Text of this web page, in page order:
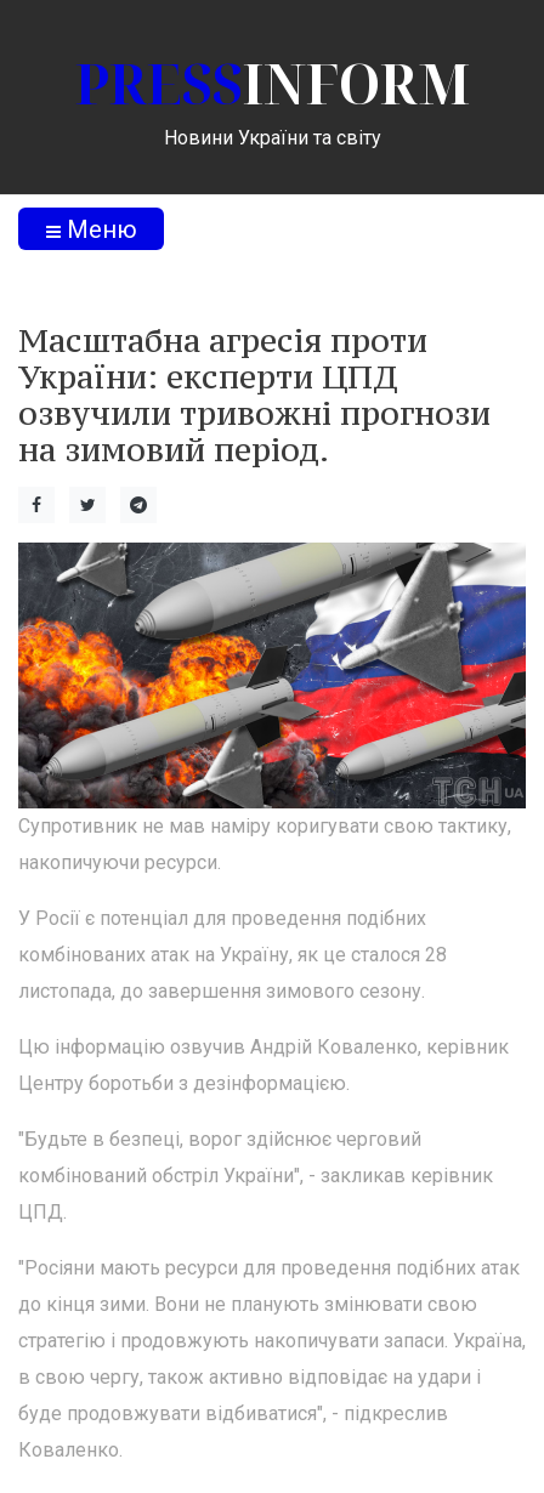
PRESSINFORM
Новини України та світу
Меню
Масштабна агресія проти
України: експерти ЦПД
озвучили тривожні прогнози
на зимовий період.
Супротивник не мав наміру коригувати свою тактику,
накопичуючи ресурси.
У Росії є потенціал для проведення подібних
комбінованих атак на Україну, як це сталося 28
листопада, до завершення зимового сезону.
Цю інформацію озвучив Андрій Коваленко, керівник
Центру боротьби з дезінформацією.
"Будьте в безпеці, ворог здійснює черговий
комбінований обстріл України", - закликав керівник
ЦПД.
"Росіяни мають ресурси для проведення подібних атак
до кінця зими. Вони не планують змінювати свою
стратегію і продовжують накопичувати запаси. Україна,
в свою чергу, також активно відповідає на удари і
буде продовжувати відбиватися", - підкреслив
Коваленко.